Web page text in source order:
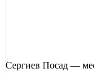
Сергиев Посад —